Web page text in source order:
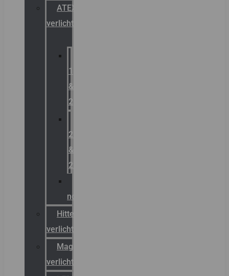
ATEX
verlichting
1
&
2
21
&
22
noodverlichting
Hittebestendige
verlichting
Magazijn
verlichting